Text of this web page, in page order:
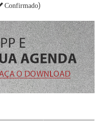
Confirmado)